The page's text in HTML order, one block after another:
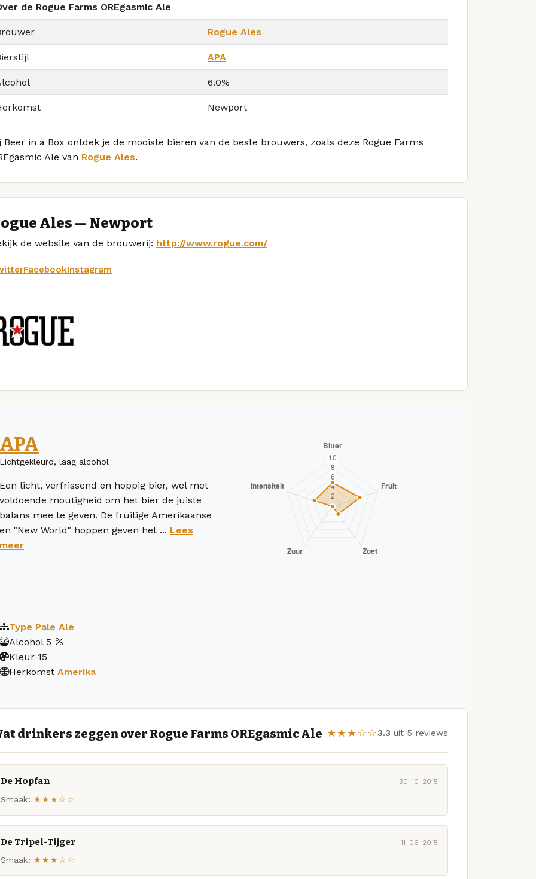
de Rogue Farms OREgasmic Ale
Rogue Ales
APA
6.0%
Newport
Beer in a Box ontdek je de mooiste bieren van de beste brouwers, zoals deze Rogue Farms
Ale van Rogue Ales.
Ales — Newport
de website van de brouwerij: http://www.rogue.com/
FacebookInstagram
APA
Lichtgekleurd, laag alcohol
Een licht, verfrissend en hoppig bier, wel met
voldoende moutigheid om het bier de juiste
balans mee te geven. De fruitige Amerikaanse
en "New World" hoppen geven het ... Lees
meer
Type Pale Ale
Alcohol 5
Kleur 15
Herkomst Amerika
drinkers zeggen over Rogue Farms OREgasmic Ale ★★★☆☆3.3 uit 5 reviews
De Hopfan 30-10-2015
Smaak: ★★★☆☆
De Tripel-Tijger 11-06-2015
Smaak: ★★★☆☆